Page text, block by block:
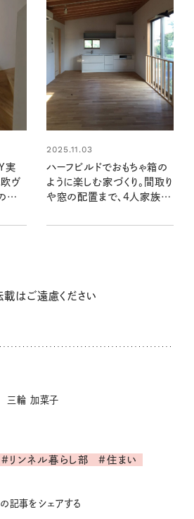
実
ヴ
身
2025.11.03
ハーフビルドでおもちゃ箱の
ように楽しむ家づくり。間取り
や窓の配置まで、4人家族が
込んで
はご遠慮ください
三輪 加菜子
#リンネル暮らし部 #住まい
記事をシェアする